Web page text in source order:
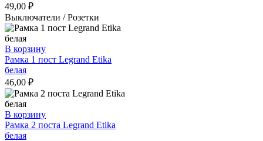
49,00 ₽
Выключатели / Розетки
В корзину
Рамка 1 пост Legrand Etika
белая
46,00 ₽
В корзину
Рамка 2 поста Legrand Etika
белая